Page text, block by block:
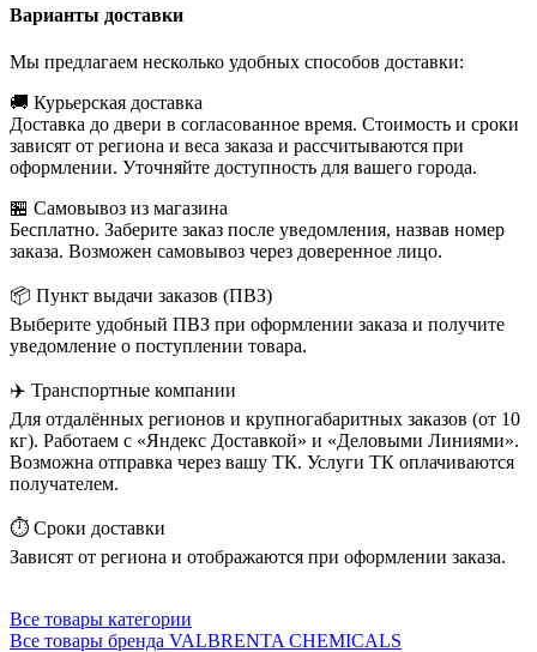
Варианты доставки
Мы предлагаем несколько удобных способов доставки:
🚚 Курьерская доставка
Доставка до двери в согласованное время. Стоимость и сроки
зависят от региона и веса заказа и рассчитываются при
оформлении. Уточняйте доступность для вашего города.
🏪 Самовывоз из магазина
Бесплатно. Заберите заказ после уведомления, назвав номер
заказа. Возможен самовывоз через доверенное лицо.
📦 Пункт выдачи заказов (ПВЗ)
Выберите удобный ПВЗ при оформлении заказа и получите
уведомление о поступлении товара.
✈️ Транспортные компании
Для отдалённых регионов и крупногабаритных заказов (от 10
кг). Работаем с «Яндекс Доставкой» и «Деловыми Линиями».
Возможна отправка через вашу ТК. Услуги ТК оплачиваются
получателем.
⏱️ Сроки доставки
Зависят от региона и отображаются при оформлении заказа.
Все товары категории
Все товары бренда VALBRENTA CHEMICALS